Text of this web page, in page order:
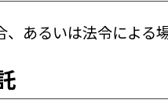
あるいは法令による